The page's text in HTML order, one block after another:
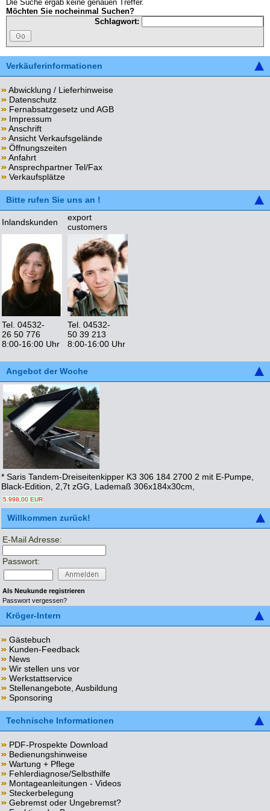
Die Suche ergab keine genauen Treffer.
Möchten Sie nocheinmal Suchen?
Schlagwort:
Verkäuferinformationen
Abwicklung / Lieferhinweise
Datenschutz
Fernabsatzgesetz und AGB
Impressum
Anschrift
Ansicht Verkaufsgelände
Öffnungszeiten
Anfahrt
Ansprechpartner Tel/Fax
Verkaufsplätze
Bitte rufen Sie uns an !
Inlandskunden
export
customers
Tel. 04532-
26 50 776
8:00-16:00 Uhr
Tel. 04532-
50 39 213
8:00-16:00 Uhr
Angebot der Woche
* Saris Tandem-Dreiseitenkipper K3 306 184 2700 2 mit E-Pumpe,
Black-Edition, 2,7t zGG, Lademaß 306x184x30cm,
5.998,00 EUR
Willkommen zurück!
E-Mail Adresse:
Passwort:
Als Neukunde registrieren
Passwort vergessen?
Kröger-Intern
Gästebuch
Kunden-Feedback
News
Wir stellen uns vor
Werkstattservice
Stellenangebote, Ausbildung
Sponsoring
Technische Informationen
PDF-Prospekte Download
Bedienungshinweise
Wartung + Pflege
Fehlerdiagnose/Selbsthilfe
Montageanleitungen - Videos
Steckerbelegung
Gebremst oder Ungebremst?